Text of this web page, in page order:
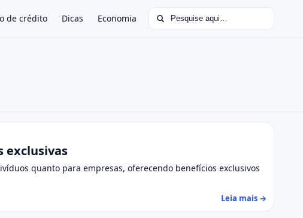
de crédito Dicas Economia Buscar por:
exclusivas
quanto para empresas, oferecendo benefícios exclusivos
Leia mais →